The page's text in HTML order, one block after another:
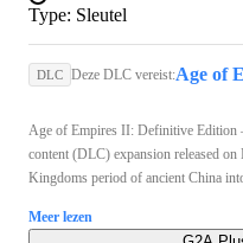
Type: Sleutel
DLC Deze DLC vereist:
Age of Empires II: Definitive Edition
content (DLC) expansion released
Kingdoms period of ancient China
Meer lezen